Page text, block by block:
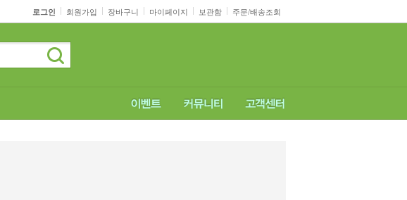
로그인 회원가입 장바구니 마이페이지 보관함 주문/배송조회